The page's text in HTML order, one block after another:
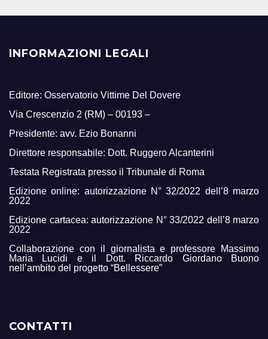
INFORMAZIONI LEGALI
Editore: Osservatorio Vittime Del Dovere
Via Crescenzio 2 (RM) – 00193 –
Presidente: avv. Ezio Bonanni
Direttore responsabile: Dott. Ruggero Alcanterini
Testata Registrata presso il Tribunale di Roma
Edizione online: autorizzazione N° 32/2022 dell’8 marzo
2022
Edizione cartacea: autorizzazione N° 33/2022 dell’8 marzo
2022
Collaborazione con il giornalista e professore Massimo
Maria Lucidi e il Dott. Riccardo Giordano Buono
nell’ambito del progetto “Bellessere”
CONTATTI